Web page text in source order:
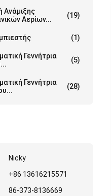
Ανάμιξης
Αερίων...
(19)
(1)
Γεννήτρια
(5)
Γεννήτρια
(28)
Nicky
+86 13616215571
86-373-8136669